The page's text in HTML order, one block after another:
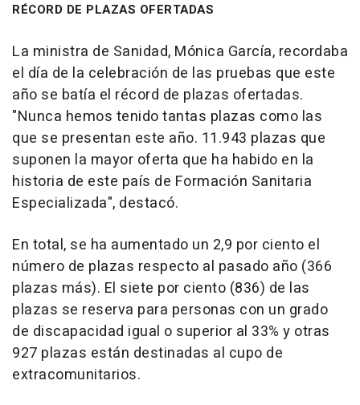
RÉCORD DE PLAZAS OFERTADAS
La ministra de Sanidad, Mónica García, recordaba
el día de la celebración de las pruebas que este
año se batía el récord de plazas ofertadas.
"Nunca hemos tenido tantas plazas como las
que se presentan este año. 11.943 plazas que
suponen la mayor oferta que ha habido en la
historia de este país de Formación Sanitaria
Especializada", destacó.
En total, se ha aumentado un 2,9 por ciento el
número de plazas respecto al pasado año (366
plazas más). El siete por ciento (836) de las
plazas se reserva para personas con un grado
de discapacidad igual o superior al 33% y otras
927 plazas están destinadas al cupo de
extracomunitarios.